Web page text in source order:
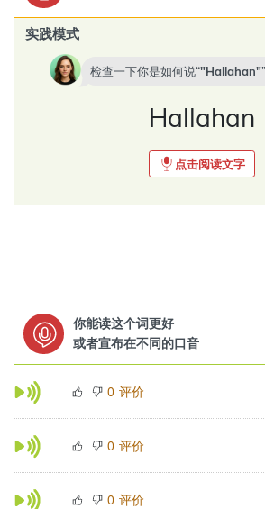
实践模式
检查一下你是如何说“ Hallahan
Hallahan
点击阅读文字
你能读这个词更好
或者宣布在不同的口音
0 评价
0 评价
0 评价